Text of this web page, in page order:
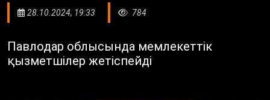
28.10.2024, 19:33 784
Павлодар облысында мемлекеттік
қызметшілер жетіспейді